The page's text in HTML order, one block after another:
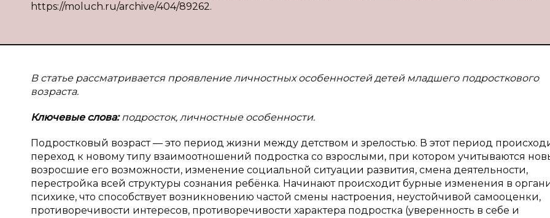
https://moluch.ru/archive/404/89262.
В статье рассматривается проявление личностных особенностей детей младшего подросткового
возраста.
Ключевые слова:подросток, личностные особенности.
Подростковый возраст — это период жизни между детством и зрелостью. В этот период
переход к новому типу взаимоотношений подростка со взрослыми, при котором учитываются
возросшие его возможности, изменение социальной ситуации развития, смена деятельности,
перестройка всей структуры сознания ребёнка. Начинают происходит бурные изменения в
психике, что способствует возникновению частой смены настроения, неустойчивой самооценки,
противоречивости интересов, противоречивости характера подростка (уверенность в себе и